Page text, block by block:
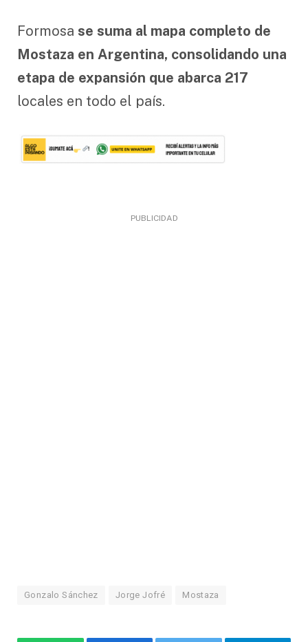
Formosa se suma al mapa completo de
Mostaza en Argentina, consolidando una
etapa de expansión que abarca 217
locales en todo el país.
PUBLICIDAD
Gonzalo Sánchez Jorge Jofré Mostaza